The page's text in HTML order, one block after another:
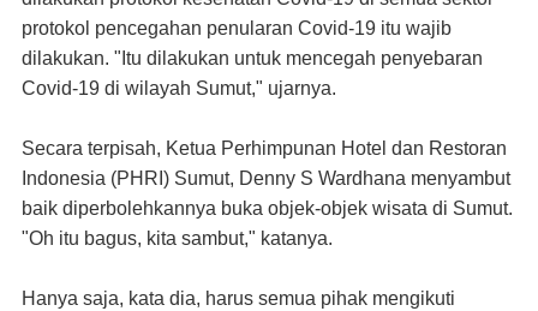
protokol pencegahan penularan Covid-19 itu wajib
dilakukan. "Itu dilakukan untuk mencegah penyebaran
Covid-19 di wilayah Sumut," ujarnya.
Secara terpisah, Ketua Perhimpunan Hotel dan Restoran
Indonesia (PHRI) Sumut, Denny S Wardhana menyambut
baik diperbolehkannya buka objek-objek wisata di Sumut.
"Oh itu bagus, kita sambut," katanya.
Hanya saja, kata dia, harus semua pihak mengikuti